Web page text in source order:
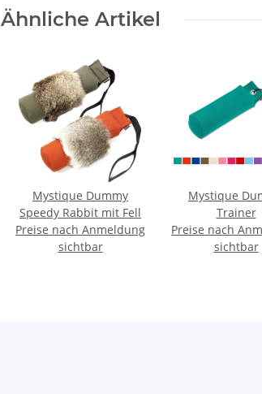
Ähnliche Artikel
Mystique Dummy
Speedy Rabbit mit Fell
Preise nach Anmeldung
sichtbar
Mystique
Trainer
Preise nach
sichtbar